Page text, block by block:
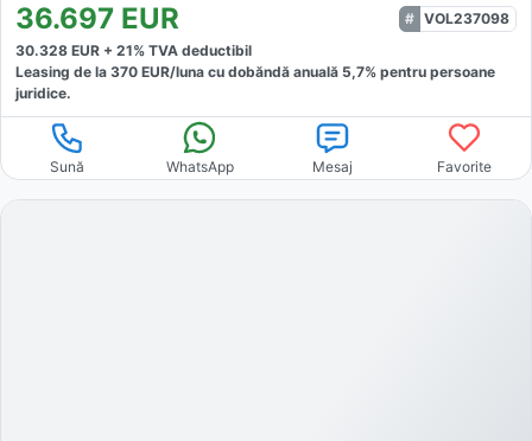
36.697 EUR
VOL237098
30.328 EUR + 21% TVA deductibil
Leasing de la 370 EUR/luna cu dobăndă anuală 5,7% pentru persoane
juridice.
Sună WhatsApp Mesaj Favorite